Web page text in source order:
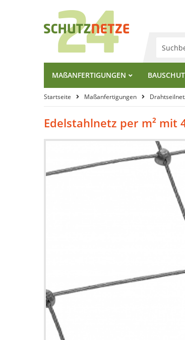
MAßANFERTIGUNGEN
Startseite Maßanfertigungen
Edelstahlnetz per m² mit